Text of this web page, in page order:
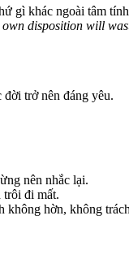
gì khác ngoài tâm
disposition will
trở nên đáng yêu.
nên nhắc lại.
trôi đi mất.
hờn, không